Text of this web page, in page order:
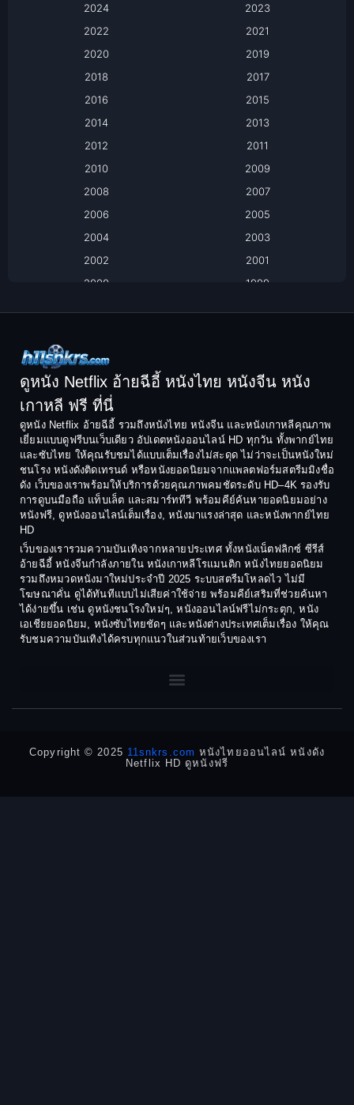
Based on a True Story เรื่องจริง
Based on a True Story เรื่องจริง
Comedy ตลก
Coming-of-age ชีวิตวัยรุ่น
Crime อาชญากรรม
Crime อาชญากรรม
Culture
Dance เต้น
Dark Comedy ตลกร้าย
DC
Detective
Detective สืบสวน
2024
2023
2022
2021
2020
2019
2018
2017
2016
2015
2014
2013
2012
2011
2010
2009
2008
2007
2006
2005
2004
2003
2002
2001
2000
1999
1994
1992
1991
1990
1988
1987
1986
1985
1984
1983
1982
1981
1980
1978
1974
1973
1972
1971
1970
1969
1968
1964
ดูหนัง Netflix อ้ายฉีอี้ หนังไทย หนังจีน หนัง
เกาหลี ฟรี ที่นี่
ดูหนัง Netflix อ้ายฉีอี้ รวมถึงหนังไทย หนังจีน และหนังเกาหลีคุณภาพ
เยี่ยมแบบดูฟรีบนเว็บเดียว อัปเดตหนังออนไลน์ HD ทุกวัน ทั้งพากย์ไทย
และซับไทย ให้คุณรับชมได้แบบเต็มเรื่องไม่สะดุด ไม่ว่าจะเป็นหนังใหม่
ชนโรง หนังดังติดเทรนด์ หรือหนังยอดนิยมจากแพลตฟอร์มสตรีมมิงชื่อ
ดัง เว็บของเราพร้อมให้บริการด้วยคุณภาพคมชัดระดับ HD–4K รองรับ
การดูบนมือถือ แท็บเล็ต และสมาร์ททีวี พร้อมคีย์ค้นหายอดนิยมอย่าง
หนังฟรี, ดูหนังออนไลน์เต็มเรื่อง, หนังมาแรงล่าสุด และหนังพากย์ไทย
HD
เว็บของเรารวมความบันเทิงจากหลายประเทศ ทั้งหนังเน็ตฟลิกซ์ ซีรีส์
อ้ายฉีอี้ หนังจีนกำลังภายใน หนังเกาหลีโรแมนติก หนังไทยยอดนิยม
รวมถึงหมวดหนังมาใหม่ประจำปี 2025 ระบบสตรีมโหลดไว ไม่มี
โฆษณาคั่น ดูได้ทันทีแบบไม่เสียค่าใช้จ่าย พร้อมคีย์เสริมที่ช่วยค้นหา
ได้ง่ายขึ้น เช่น ดูหนังชนโรงใหม่ๆ, หนังออนไลน์ฟรีไม่กระตุก, หนัง
เอเชียยอดนิยม, หนังซับไทยชัดๆ และหนังต่างประเทศเต็มเรื่อง ให้คุณ
รับชมความบันเทิงได้ครบทุกแนวในส่วนท้ายเว็บของเรา
Copyright © 2025 11snkrs.com หนังไทยออนไลน์ หนังดัง
Netflix HD ดูหนังฟรี